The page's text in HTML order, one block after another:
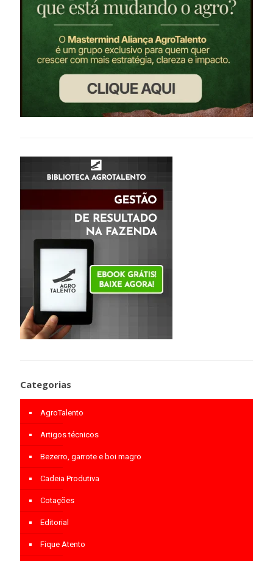
Categorias
AgroTalento
Artigos técnicos
Bezerro, garrote e boi magro
Cadeia Produtiva
Cotações
Editorial
Fique Atento